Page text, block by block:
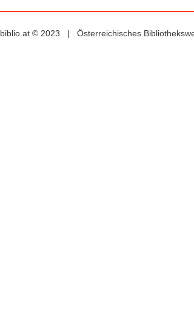
biblio.at © 2023 | Österreichisches